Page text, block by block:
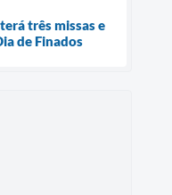
três missas e
de Finados